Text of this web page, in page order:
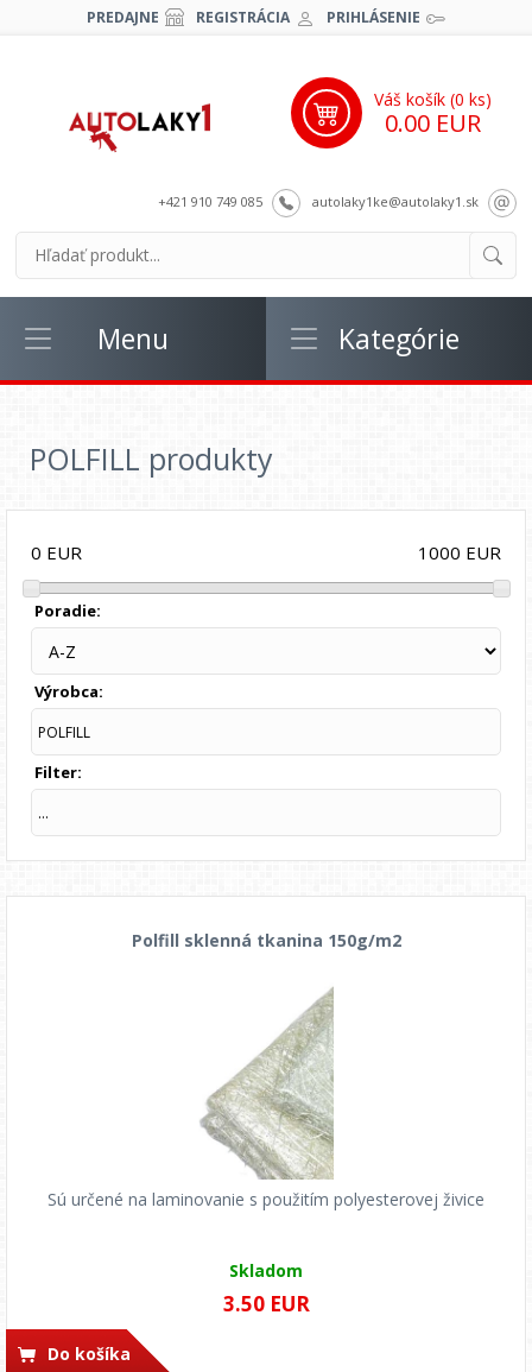
PREDAJNE REGISTRÁCIA PRIHLÁSENIE
+421 910 749 085 autolaky1ke@autolaky1.sk
Váš košík (0 ks)
0.00 EUR
Menu Kategórie
POLFILL produkty
0 EUR 1000 EUR
Poradie:
Výrobca:
POLFILL
Filter:
...
Polfill sklenná tkanina 150g/m2
Sú určené na laminovanie s použitím polyesterovej živice
Skladom
3.50 EUR
Do košíka